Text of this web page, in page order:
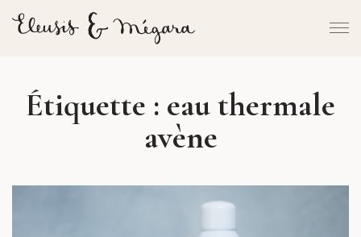
Étiquette : eau thermale
avène